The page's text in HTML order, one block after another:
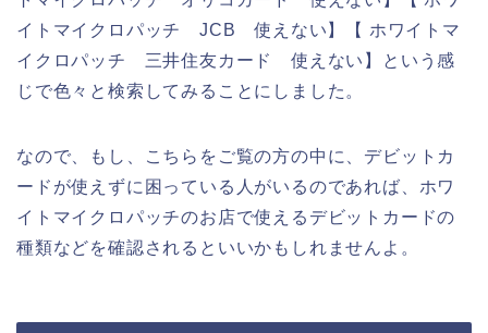
イトマイクロパッチ JCB 使えない】【 ホワイトマ
イクロパッチ 三井住友カード 使えない】という感
じで色々と検索してみることにしました。
なので、もし、こちらをご覧の方の中に、デビットカ
ードが使えずに困っている人がいるのであれば、ホワ
イトマイクロパッチのお店で使えるデビットカードの
種類などを確認されるといいかもしれませんよ。